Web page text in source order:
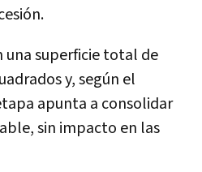
una superficie total de
y, según el
apunta a consolidar
sin impacto en las